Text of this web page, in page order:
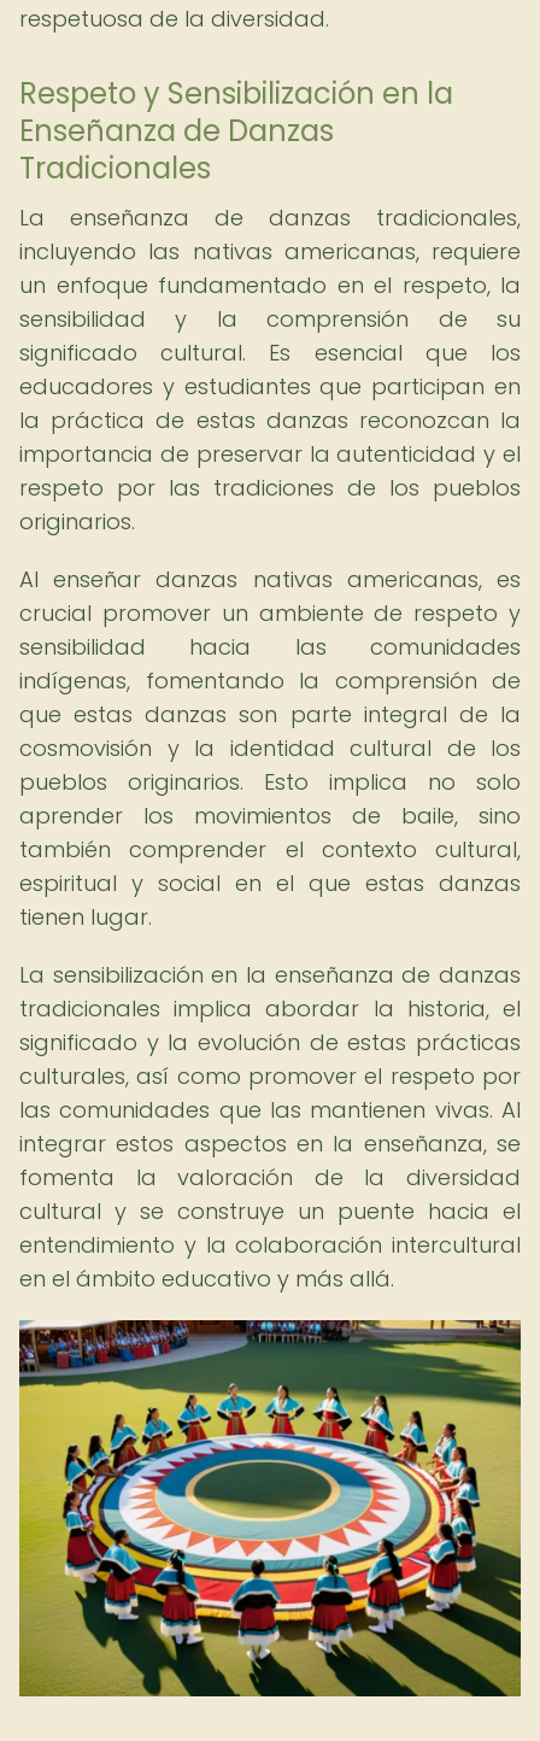
respetuosa de la diversidad.
Respeto y Sensibilización en la
Enseñanza de Danzas
Tradicionales
La enseñanza de danzas tradicionales,
incluyendo las nativas americanas, requiere
un enfoque fundamentado en el respeto, la
sensibilidad y la comprensión de su
significado cultural. Es esencial que los
educadores y estudiantes que participan en
la práctica de estas danzas reconozcan la
importancia de preservar la autenticidad y el
respeto por las tradiciones de los pueblos
originarios.
Al enseñar danzas nativas americanas, es
crucial promover un ambiente de respeto y
sensibilidad hacia las comunidades
indígenas, fomentando la comprensión de
que estas danzas son parte integral de la
cosmovisión y la identidad cultural de los
pueblos originarios. Esto implica no solo
aprender los movimientos de baile, sino
también comprender el contexto cultural,
espiritual y social en el que estas danzas
tienen lugar.
La sensibilización en la enseñanza de danzas
tradicionales implica abordar la historia, el
significado y la evolución de estas prácticas
culturales, así como promover el respeto por
las comunidades que las mantienen vivas. Al
integrar estos aspectos en la enseñanza, se
fomenta la valoración de la diversidad
cultural y se construye un puente hacia el
entendimiento y la colaboración intercultural
en el ámbito educativo y más allá.